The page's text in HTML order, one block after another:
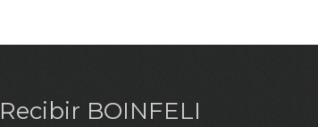
Recibir BOINFELI